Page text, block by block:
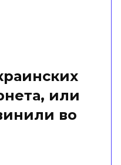
или
во